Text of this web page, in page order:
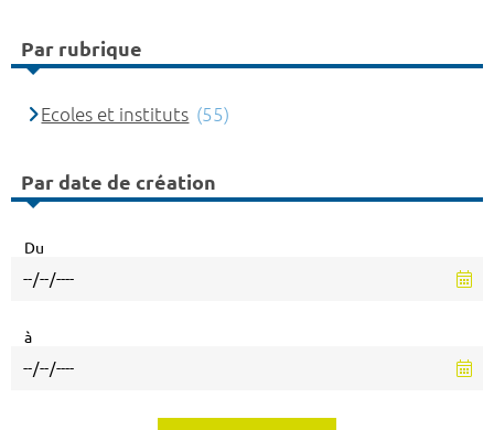
Par rubrique
Ecoles et instituts (55)
Par date de création
Du
à